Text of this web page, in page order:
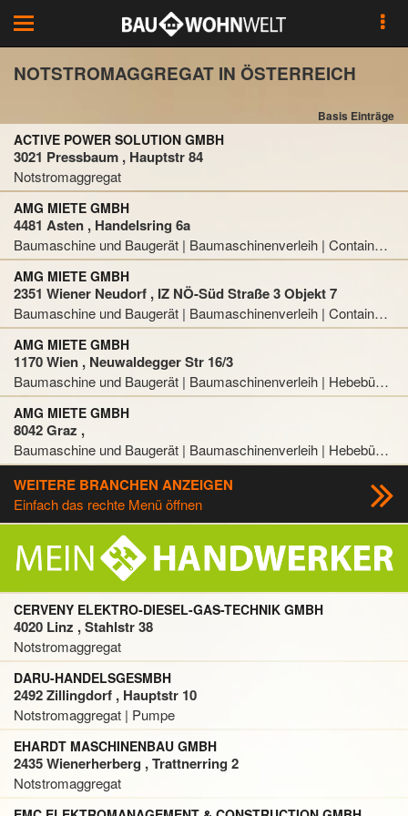
Toggle
navigation
NOTSTROMAGGREGAT IN ÖSTERREICH
Basis Einträge
ACTIVE POWER SOLUTION GMBH
3021 Pressbaum , Hauptstr 84
Notstromaggregat
AMG MIETE GMBH
4481 Asten , Handelsring 6a
Baumaschine und Baugerät | Baumaschinenverleih | Containerdienst | Hebebühnen | Heizgerät | Heizungsanlage | Luftentfeuchter und Luftentfeuchtungsanlage | Notstromaggregat | Pumpe | Pumpenvermietung
AMG MIETE GMBH
2351 Wiener Neudorf , IZ NÖ-Süd Straße 3 Objekt 7
Baumaschine und Baugerät | Baumaschinenverleih | Containerdienst | Hebebühnen | Heizgerät | Heizungsanlage | Luftentfeuchter und Luftentfeuchtungsanlage | Notstromaggregat | Pumpe | Pumpenvermietung
AMG MIETE GMBH
1170 Wien , Neuwaldegger Str 16/3
Baumaschine und Baugerät | Baumaschinenverleih | Hebebühnen | Heizgerät | Heizungsanlage | Luftentfeuchter und Luftentfeuchtungsanlage | Notstromaggregat | Pumpe | Pumpenvermietung
AMG MIETE GMBH
8042 Graz ,
Baumaschine und Baugerät | Baumaschinenverleih | Hebebühnen | Heizgerät | Heizungsanlage | Luftentfeuchter und Luftentfeuchtungsanlage | Notstromaggregat | Pumpe | Pumpenvermietung
WEITERE BRANCHEN ANZEIGEN
Einfach das rechte Menü öffnen
CERVENY ELEKTRO-DIESEL-GAS-TECHNIK GMBH
4020 Linz , Stahlstr 38
Notstromaggregat
DARU-HANDELSGESMBH
2492 Zillingdorf , Hauptstr 10
Notstromaggregat | Pumpe
EHARDT MASCHINENBAU GMBH
2435 Wienerherberg , Trattnerring 2
Notstromaggregat